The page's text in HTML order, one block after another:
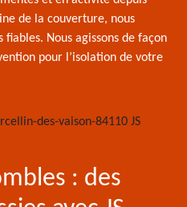
de la couverture, nous
Nous agissons de façon
pour l’isolation de votre
: des